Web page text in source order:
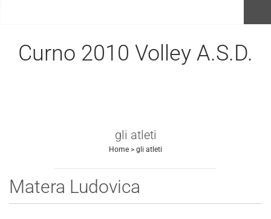
Curno 2010 Volley A.S.D.
gli atleti
Home > gli atleti
Matera Ludovica